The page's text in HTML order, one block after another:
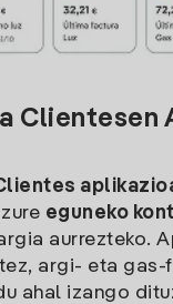
Clientesen
eguneko
aurrezteko.
argi- eta gas-
ahal izango